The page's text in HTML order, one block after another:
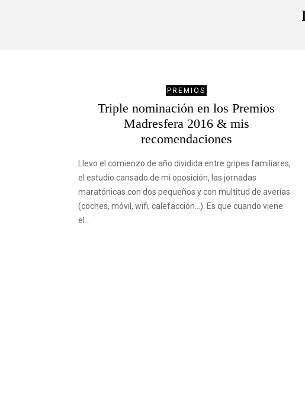
PREMIOS
Triple nominación en los Premios
Madresfera 2016 & mis
recomendaciones
Llevo el comienzo de año dividida entre gripes familiares,
el estudio cansado de mi oposición, las jornadas
maratónicas con dos pequeños y con multitud de averías
(coches, móvil, wifi, calefacción…). Es que cuando viene
el…